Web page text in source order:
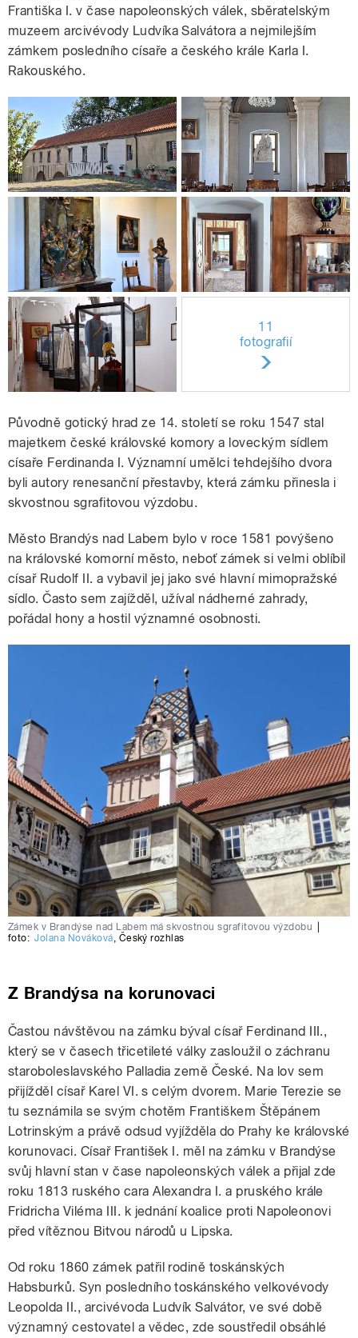
Františka I. v čase napoleonských válek, sběratelským
muzeem arcivévody Ludvíka Salvátora a nejmilejším
zámkem posledního císaře a českého krále Karla I.
Rakouského.
11
fotografií
Původně gotický hrad ze 14. století se roku 1547 stal
majetkem české královské komory a loveckým sídlem
císaře Ferdinanda I. Významní umělci tehdejšího dvora
byli autory renesanční přestavby, která zámku přinesla i
skvostnou sgrafitovou výzdobu.
Město Brandýs nad Labem bylo v roce 1581 povýšeno
na královské komorní město, neboť zámek si velmi oblíbil
císař Rudolf II. a vybavil jej jako své hlavní mimopražské
sídlo. Často sem zajížděl, užíval nádherné zahrady,
pořádal hony a hostil významné osobnosti.
Zámek v Brandýse nad Labem má skvostnou sgrafitovou výzdobu
foto: Jolana Nováková, Český rozhlas
Z Brandýsa na korunovaci
Častou návštěvou na zámku býval císař Ferdinand III.,
který se v časech třicetileté války zasloužil o záchranu
staroboleslavského Palladia země České. Na lov sem
přijížděl císař Karel VI. s celým dvorem. Marie Terezie se
tu seznámila se svým chotěm Františkem Štěpánem
Lotrinským a právě odsud vyjížděla do Prahy ke královské
korunovaci. Císař František I. měl na zámku v Brandýse
svůj hlavní stan v čase napoleonských válek a přijal zde
roku 1813 ruského cara Alexandra I. a pruského krále
Fridricha Viléma III. k jednání koalice proti Napoleonovi
před vítěznou Bitvou národů u Lipska.
Od roku 1860 zámek patřil rodině toskánských
Habsburků. Syn posledního toskánského velkovévody
Leopolda II., arcivévoda Ludvík Salvátor, ve své době
významný cestovatel a vědec, zde soustředil obsáhlé